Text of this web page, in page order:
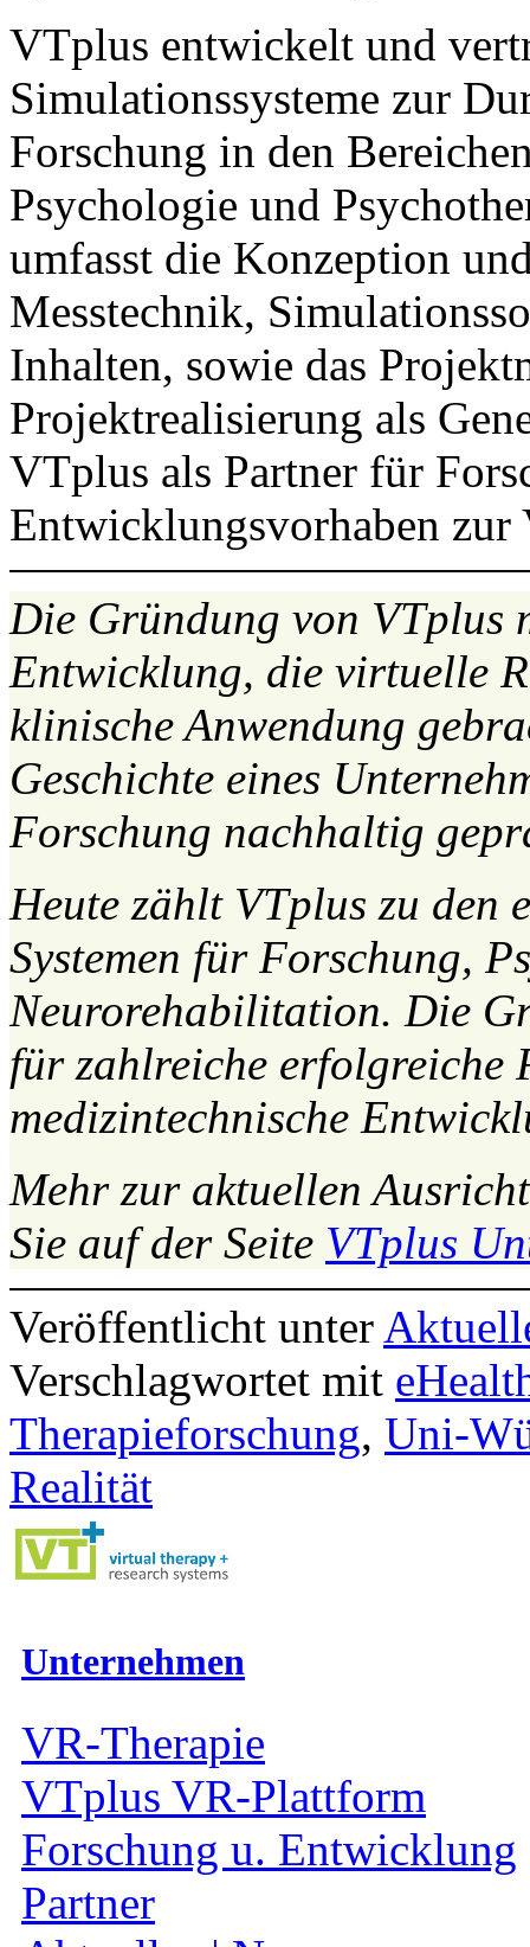
VTplus entwickelt und
Simulationssysteme zur
Forschung in den
Psychologie und
umfasst die Konzeption
Messtechnik,
Inhalten, sowie das
Projektrealisierung als
VTplus als Partner für
Entwicklungsvorhaben
Die Gründung von VTplus
Entwicklung, die virtuelle
klinische Anwendung
Geschichte eines
Forschung nachhaltig
Heute zählt VTplus zu den
Systemen für Forschung,
Neurorehabilitation. Die
für zahlreiche erfolgreiche
medizintechnische
Mehr zur aktuellen
Sie auf der Seite VTplus
Veröffentlicht unter
Verschlagwortet mit
Therapieforschung, Uni-
Realität
Unternehmen
VR-Therapie
VTplus VR-Plattform
Forschung u. Entwicklung
Partner